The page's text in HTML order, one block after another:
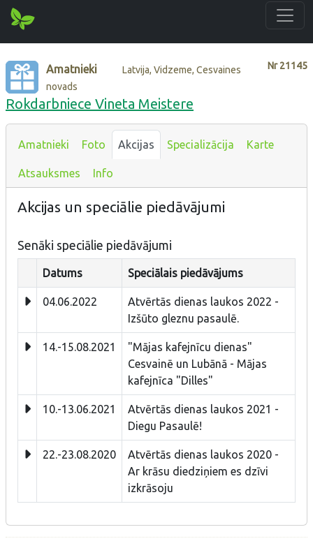
Nr21145
Amatnieki
Latvija, Vidzeme, Cesvaines
novads
Rokdarbniece Vineta Meistere
Amatnieki Foto Akcijas Specializācija Karte
Atsauksmes Info
Akcijas un speciālie piedāvājumi
Senāki speciālie piedāvājumi
Datums Speciālais piedāvājums
04.06.2022
Atvērtās dienas laukos 2022 -
Izšūto gleznu pasaulē.
14.-15.08.2021
"Mājas kafejnīcu dienas"
Cesvainē un Lubānā - Mājas
kafejnīca "Dilles"
10.-13.06.2021
Atvērtās dienas laukos 2021 -
Diegu Pasaulē!
22.-23.08.2020
Atvērtās dienas laukos 2020 -
Ar krāsu diedziņiem es dzīvi
izkrāsoju